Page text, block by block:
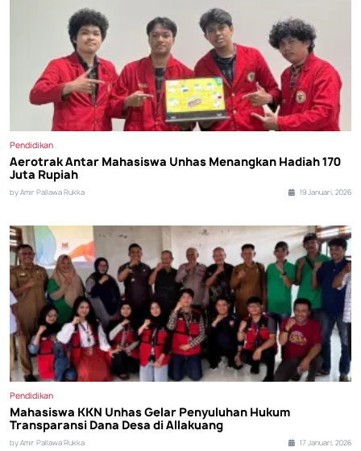
Pendidikan
Aerotrak Antar Mahasiswa Unhas Menangkan Hadiah 170
Juta Rupiah
by Amir Pallawa Rukka 19 Januari, 2026
Pendidikan
Mahasiswa KKN Unhas Gelar Penyuluhan Hukum
Transparansi Dana Desa di Allakuang
by Amir Pallawa Rukka 17 Januari, 2026